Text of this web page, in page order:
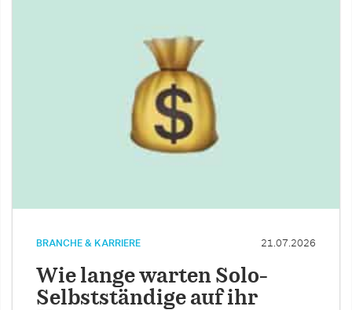
BRANCHE & KARRIERE 21.07.2026
Wie lange warten Solo-
Selbstständige auf ihr